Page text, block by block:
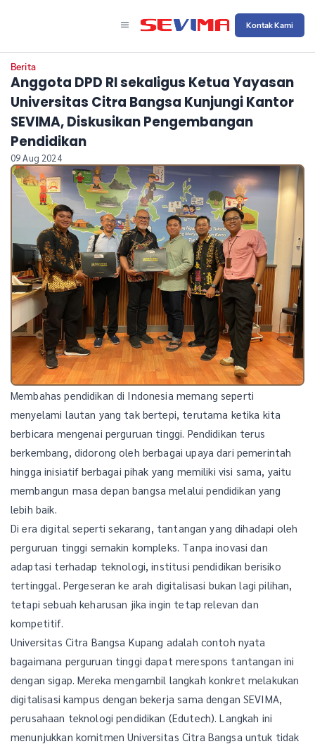
Kontak Kami
Berita
Anggota DPD RI sekaligus Ketua Yayasan
Universitas Citra Bangsa Kunjungi Kantor
SEVIMA, Diskusikan Pengembangan
Pendidikan
09 Aug 2024
Membahas pendidikan di Indonesia memang seperti
menyelami lautan yang tak bertepi, terutama ketika kita
berbicara mengenai perguruan tinggi. Pendidikan terus
berkembang, didorong oleh berbagai upaya dari pemerintah
hingga inisiatif berbagai pihak yang memiliki visi sama, yaitu
membangun masa depan bangsa melalui pendidikan yang
lebih baik.
Di era digital seperti sekarang, tantangan yang dihadapi oleh
perguruan tinggi semakin kompleks. Tanpa inovasi dan
adaptasi terhadap teknologi, institusi pendidikan berisiko
tertinggal. Pergeseran ke arah digitalisasi bukan lagi pilihan,
tetapi sebuah keharusan jika ingin tetap relevan dan
kompetitif.
Universitas Citra Bangsa Kupang adalah contoh nyata
bagaimana perguruan tinggi dapat merespons tantangan ini
dengan sigap. Mereka mengambil langkah konkret melakukan
digitalisasi kampus dengan bekerja sama dengan SEVIMA,
perusahaan teknologi pendidikan (Edutech). Langkah ini
menunjukkan komitmen Universitas Citra Bangsa untuk tidak